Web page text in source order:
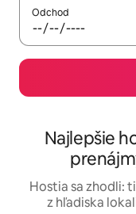
Odchod
Najlepšie
Hostia sa zhodli:
z hľadiska